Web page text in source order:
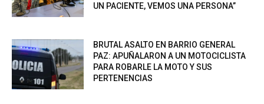
UN PACIENTE, VEMOS UNA PERSONA”
BRUTAL ASALTO EN BARRIO GENERAL
PAZ: APUÑALARON A UN MOTOCICLISTA
PARA ROBARLE LA MOTO Y SUS
PERTENENCIAS